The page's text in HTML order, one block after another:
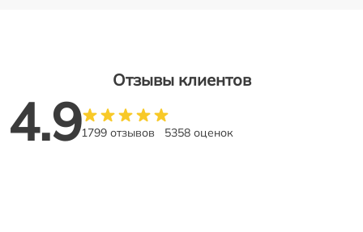
Отзывы клиентов
4.91799 отзывов 5358 оценок